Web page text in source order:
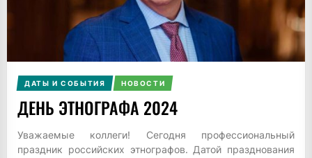
ДАТЫ И СОБЫТИЯ НОВОСТИ
ДЕНЬ ЭТНОГРАФА 2024
Уважаемые коллеги! Сегодня профессиональный
праздник российских этнографов. Датой празднования